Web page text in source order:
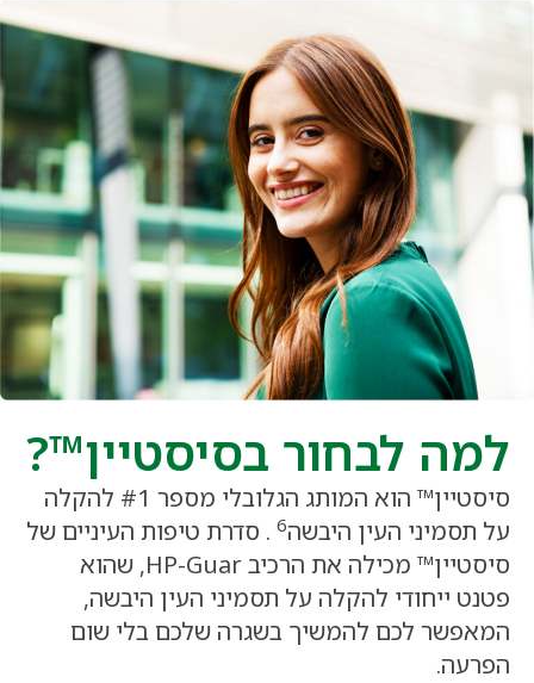
למה לבחור בסיסטיין™?
סיסטיין™ הוא המותג הגלובלי מספר #1 להקלה
על תסמיני העין היבשה6 . סדרת טיפות העיניים של
סיסטיין™ מכילה את הרכיב HP-Guar, שהוא
פטנט ייחודי להקלה על תסמיני העין היבשה,
המאפשר לכם להמשיך בשגרה שלכם בלי שום
הפרעה.